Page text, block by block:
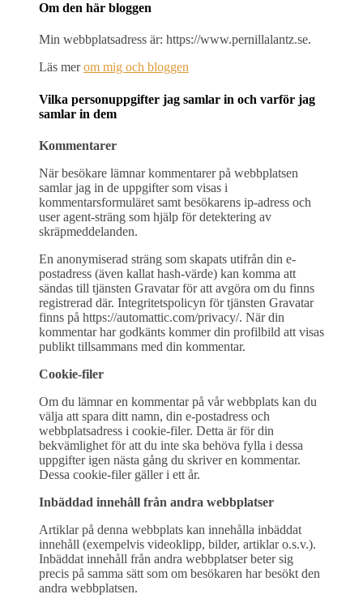
Om den här bloggen
Min webbplatsadress är: https://www.pernillalantz.se.
Läs merom mig och bloggen
Vilka personuppgifter jag samlar in och varför jag
samlar in dem
Kommentarer
När besökare lämnar kommentarer på webbplatsen
samlar jag in de uppgifter som visas i
kommentarsformuläret samt besökarens ip-adress och
user agent-sträng som hjälp för detektering av
skräpmeddelanden.
En anonymiserad sträng som skapats utifrån din e-
postadress (även kallat hash-värde) kan komma att
sändas till tjänsten Gravatar för att avgöra om du finns
registrerad där. Integritetspolicyn för tjänsten Gravatar
finns på https://automattic.com/privacy/. När din
kommentar har godkänts kommer din profilbild att visas
publikt tillsammans med din kommentar.
Cookie-filer
Om du lämnar en kommentar på vår webbplats kan du
välja att spara ditt namn, din e-postadress och
webbplatsadress i cookie-filer. Detta är för din
bekvämlighet för att du inte ska behöva fylla i dessa
uppgifter igen nästa gång du skriver en kommentar.
Dessa cookie-filer gäller i ett år.
Inbäddad innehåll från andra webbplatser
Artiklar på denna webbplats kan innehålla inbäddat
innehåll (exempelvis videoklipp, bilder, artiklar o.s.v.).
Inbäddat innehåll från andra webbplatser beter sig
precis på samma sätt som om besökaren har besökt den
andra webbplatsen.